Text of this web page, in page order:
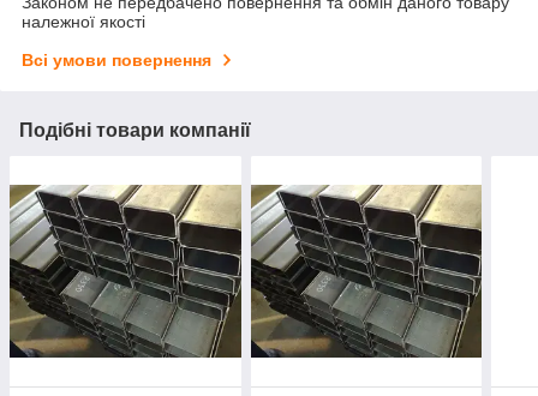
належної якості
Всі умови повернення
Подібні товари компанії